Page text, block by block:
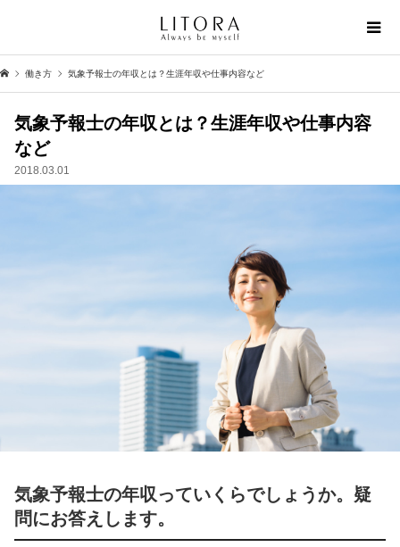
働き方 気象予報士の年収とは？生涯年収や仕事内容など
気象予報士の年収とは？生涯年収や仕事内容
など
2018.03.01
気象予報士の年収っていくらでしょうか。疑
問にお答えします。